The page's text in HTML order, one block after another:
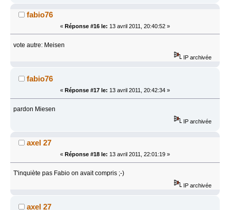
fabio76
« Réponse #16 le: 13 avril 2011, 20:40:52 »
vote autre: Meisen
IP archivée
fabio76
« Réponse #17 le: 13 avril 2011, 20:42:34 »
pardon Miesen
IP archivée
axel 27
« Réponse #18 le: 13 avril 2011, 22:01:19 »
T'inquiète pas Fabio on avait compris ;-)
IP archivée
axel 27